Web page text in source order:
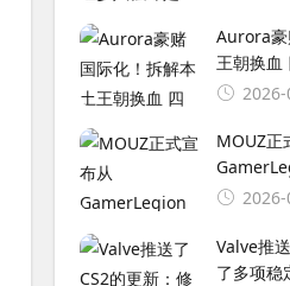
Aurora豪
王朝换血
MOUZ正
Valve推
了多项稳